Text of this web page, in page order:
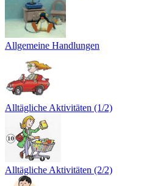
Allgemeine Handlungen
Alltägliche Aktivitäten (1/2)
Alltägliche Aktivitäten (2/2)